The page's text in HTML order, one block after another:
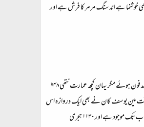
ہے برج بھی خوشنما ہے اند سنگ مرمر کا فرش ہے اور
یہ درگاہ ہے حضرت قطب الاقطاب خواجہ قطب الدین بختیار کاکی رحمۃ اللہ علیہ کی۔ آپ کا انتقال شب دوشنبہ چودھوین ربیع الاول ۶۳۴ ہجری مطابق ۱۲۳۶ عیسوی کے ہوا اور اس مقام پر مدفون ہوئے مگر یہان کچھ عمارت نتھی ۹۴۸
تھی کہ وہ چاردیواری اب نہین رہی۔ ۹۵۸ ہجری مطابق ۱۵۵۱ عیسوی کے اسلام شاہ کے وقت مین یوسف کان نے بھی ایک دروازہ اس